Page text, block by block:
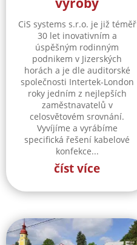
CiS systems s.r.o. je již téměř
30 let inovativním a
úspěšným rodinným
podnikem v Jizerských
horách a je dle auditorské
společnosti Intertek-London
roky jedním z nejlepších
zaměstnavatelů v
celosvětovém srovnání.
Vyvíjíme a vyrábíme
specifická řešení kabelové
konfekce...
číst více